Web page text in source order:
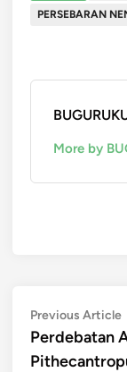
PERSEBARAN
More by
Post
Previous Article
Perdebatan